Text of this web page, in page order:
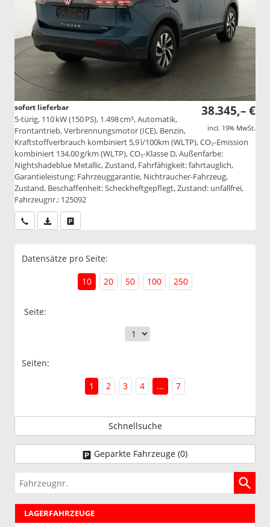
38.345,– €
incl. 19% MwSt.
sofort lieferbar
5-türig, 110 kW (150 PS), 1.498 cm³, Automatik,
Frontantrieb, Verbrennungsmotor (ICE), Benzin,
Kraftstoffverbrauch kombiniert 5,9 l/100km (WLTP), CO₂-Emission
kombiniert 134.00 g/km (WLTP), CO₂-Klasse D, Außenfarbe:
Nightshadeblue Metallic, Zustand, Fahrfähigkeit: fahrtauglich,
Garantieleistung: Fahrzeuggarantie, Nichtraucher-Fahrzeug,
Zustand, Beschaffenheit: Scheckheftgepflegt, Zustand: unfallfrei,
Fahrzeugnr.: 125092
Wir rufen Sie anPDF-Datei, Fahrzeugexposé drucken
Datensätze pro Seite:
10
20 50 100 250
Seite:
Seiten:
1
2 3 4 ... 7
Schnellsuche
Geparkte Fahrzeuge (0)
Fahrzeugnr.
LAGERFAHRZEUGE